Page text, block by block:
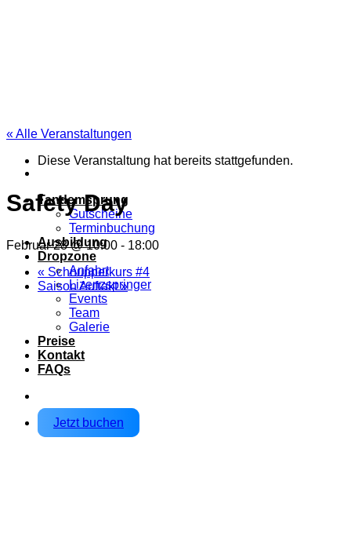
Tandemsprung
Gutscheine
Terminbuchung
Ausbildung
Dropzone
Anfahrt
Lizenzspringer
Events
Team
Galerie
Preise
Kontakt
FAQs
Jetzt buchen
« Alle Veranstaltungen
Diese Veranstaltung hat bereits stattgefunden.
Safety Day
Februar 28 @ 10:00 - 18:00
« Schnupperkurs #4
Saison Auftakt»